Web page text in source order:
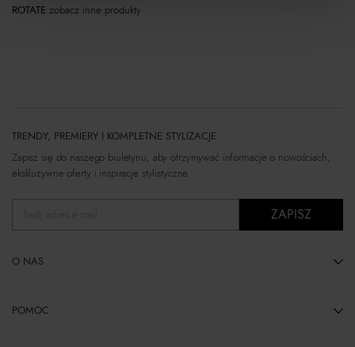
ROTATE zobacz inne produkty
TRENDY, PREMIERY I KOMPLETNE STYLIZACJE
Zapisz się do naszego biuletynu, aby otrzymywać informacje o nowościach,
ekskluzywne oferty i inspiracje stylistyczne.
ZAPISZ
O NAS
POMOC